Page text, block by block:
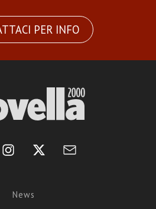
PER INFO
News